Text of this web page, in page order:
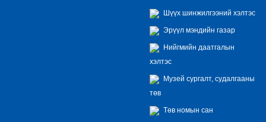
Шүүх шинжилгээний хэлтэс
Эрүүл мэндийн газар
Нийгмийн даатгалын
хэлтэс
Музей сургалт, судалгааны
төв
Төв номын сан